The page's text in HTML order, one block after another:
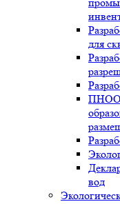
для
вод